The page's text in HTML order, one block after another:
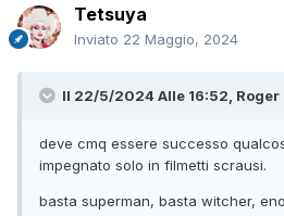
Tetsuya
Inviato 22 Maggio, 2024
Il 22/5/2024 Alle 16:52, Roger
deve cmq essere successo
impegnato solo in filmetti scrausi.
basta superman, basta witcher,